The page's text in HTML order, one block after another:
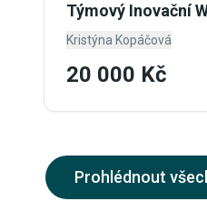
Týmový Inovační
Kristýna Kopáčová
20 000 Kč
Prohlédnout